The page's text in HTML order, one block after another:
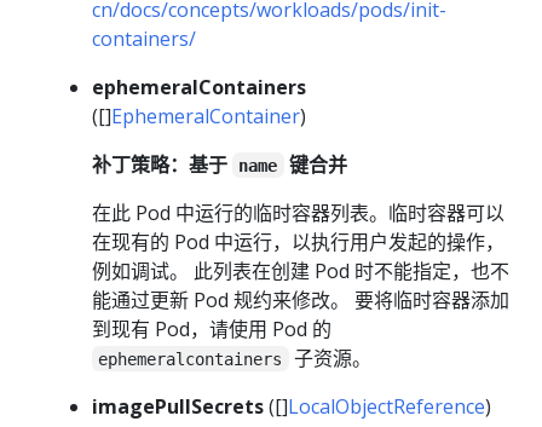
cn/docs/concepts/workloads/pods/init-
containers/
ephemeralContainers
([]EphemeralContainer)
补丁策略：基于
name
键合并
在此 Pod 中运行的临时容器列表。临时容器可以
在现有的 Pod 中运行，以执行用户发起的操作，
例如调试。 此列表在创建 Pod 时不能指定，也不
能通过更新 Pod 规约来修改。 要将临时容器添加
到现有 Pod，请使用 Pod 的
ephemeralcontainers
子资源。
imagePullSecrets([]LocalObjectReference)